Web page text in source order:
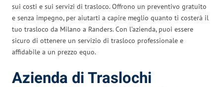
sui costi e sui servizi di trasloco. Offrono un preventivo gratuito
e senza impegno, per aiutarti a capire meglio quanto ti costerà il
tuo trasloco da Milano a Randers. Con l’azienda, puoi essere
sicuro di ottenere un servizio di trasloco professionale e
affidabile a un prezzo equo.
Azienda di Traslochi